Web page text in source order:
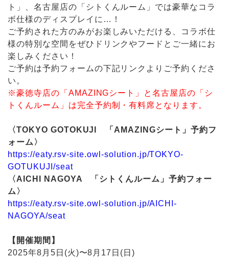
ト」、名古屋店の「シトくんルーム」では豪華なコラ
ボ仕様のディスプレイに…！
ご予約された方のみがお楽しみいただける、コラボ仕
様の特別な空間をぜひドリンクやフードとご一緒にお
楽しみください！
ご予約は予約フォームの下記リンクよりご予約くださ
い。
※豪徳寺店の「AMAZINGシート」と名古屋店の「シ
トくんルーム」は完全予約制・有料席となります。
〈TOKYO GOTOKUJI 「AMAZINGシート」予約フ
ォーム〉
https://eaty.rsv-site.owl-solution.jp/TOKYO-
GOTUKUJI/seat
〈AICHI NAGOYA 「シトくんルーム」予約フォー
ム〉
https://eaty.rsv-site.owl-solution.jp/AICHI-
NAGOYA/seat
【開催期間】
2025年8月5日(火)〜8月17日(日)